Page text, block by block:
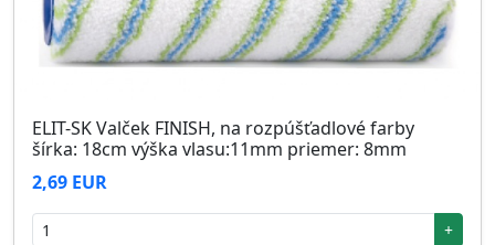
ELIT-SK Valček FINISH, na rozpúšťadlové farby
šírka: 18cm výška vlasu:11mm priemer: 8mm
2,69 EUR
+